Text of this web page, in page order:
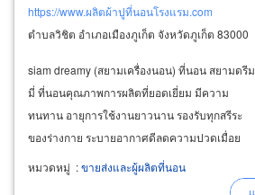
https://www.ผลิตผ้าปูที่นอนโรงแรม.com
ตำบลวิชิต อำเภอเมืองภูเก็ต จังหวัดภูเก็ต 83000
siam dreamy (สยามเครื่องนอน) ที่นอน สยามดรีม
มี่ ที่นอนคุณภาพการผลิตที่ยอดเยี่ยม มีความ
ทนทาน อายุการใช้งานยาวนาน รองรับทุกสรีระ
ของร่างกาย ระบายอากาศดีลดความปวดเมื่อย
ทำให้คุณหลับสบายตลอดคืนsiam dreamy ที่นอน
แห่งความฝัน ที่คุณต้องสัมผัส เลือกสยามเครื่อง
หมวดหมู่ :ขายส่งและผู้ผลิตที่นอน